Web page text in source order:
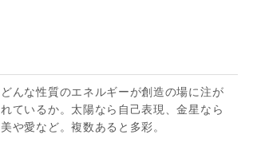
どんな性質のエネルギーが創造の場に注が
れているか。太陽なら自己表現、金星なら
美や愛など。複数あると多彩。